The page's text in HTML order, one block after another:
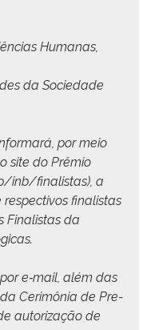
Humanas,
da Sociedade
por meio
site do Prêmio
inb/finalistas), a
final­is­tas
Final­is­tas da
e‑mail, além das
Cer­imô­nia de Pre­
autor­iza­ção de